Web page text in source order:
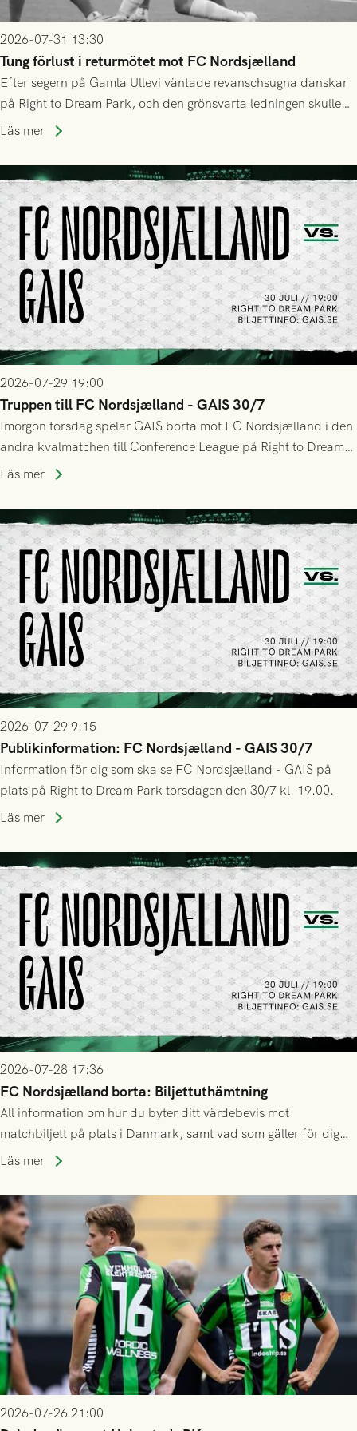
2026-07-31 13:30
Tung förlust i returmötet mot FC Nordsjælland
Efter segern på Gamla Ullevi väntade revanschsugna danskar
på Right to Dream Park, och den grönsvarta ledningen skulle
upphöra efter mindre än kvarten spelad. På lika mark visade
tennissiffror och det grönsvarta europaäventyret tog slut.
Läs mer
2026-07-29 19:00
Truppen till FC Nordsjælland - GAIS 30/7
Imorgon torsdag spelar GAIS borta mot FC Nordsjælland i den
andra kvalmatchen till Conference League på Right to Dream
Park! Fredrik Holmberg och ledarstaben har tagit ut följande
Läs mer
2026-07-29 9:15
Publikinformation: FC Nordsjælland - GAIS 30/7
Information för dig som ska se FC Nordsjælland - GAIS på
plats på Right to Dream Park torsdagen den 30/7 kl. 19.00.
Läs mer
2026-07-28 17:36
FC Nordsjælland borta: Biljettuthämtning
All information om hur du byter ditt värdebevis mot
matchbiljett på plats i Danmark, samt vad som gäller för dig
som står på reservlista eller fått förhinder.
Läs mer
2026-07-26 21:00